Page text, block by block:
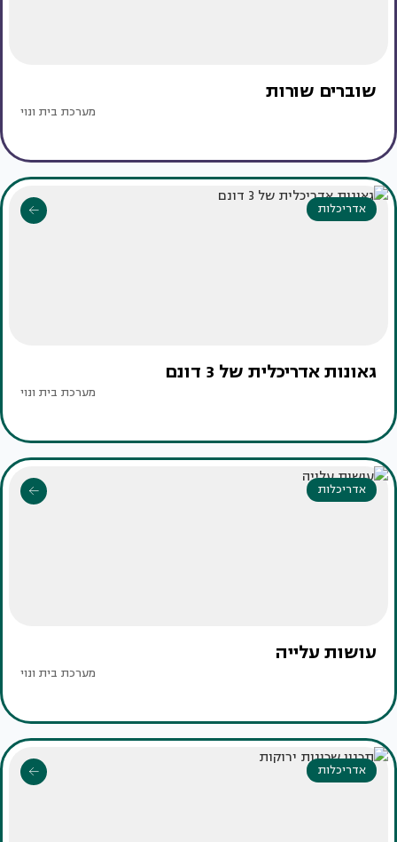
שוברים שורות
מערכת בית ונוי
אדריכלות
גאונות אדריכלית של 3 דונם
מערכת בית ונוי
אדריכלות
עושות עלייה
מערכת בית ונוי
אדריכלות